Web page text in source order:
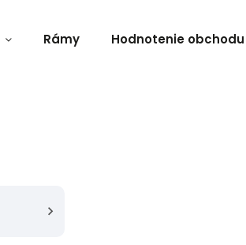
Rámy Hodnotenie obchodu